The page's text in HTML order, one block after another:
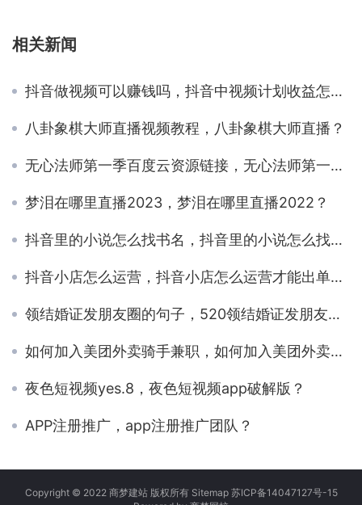
相关新闻
抖音做视频可以赚钱吗，抖音中视频计划收益怎么算？
八卦象棋大师直播视频教程，八卦象棋大师直播？
无心法师第一季百度云资源链接，无心法师第一季资源百度网盘？
梦泪在哪里直播2023，梦泪在哪里直播2022？
抖音里的小说怎么找书名，抖音里的小说怎么找书名主角苏熙凌久泽？
抖音小店怎么运营，抖音小店怎么运营才能出单呢？
领结婚证发朋友圈的句子，520领结婚证发朋友圈的句子？
如何加入美团外卖骑手兼职，如何加入美团外卖骑手兼职、美团众包骑手怎么加入？
夜色短视频yes.8，夜色短视频app破解版？
APP注册推广，app注册推广团队？
Copyright © 2022 商梦建站 版权所有 Sitemap 苏ICP备14047127号-15